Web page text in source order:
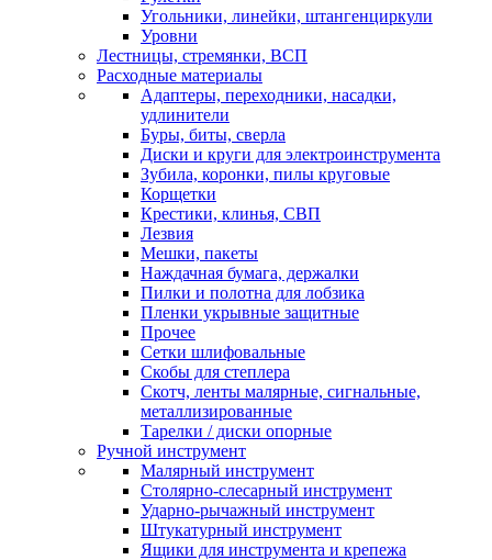
Угольники, линейки, штангенциркули
Уровни
Лестницы, стремянки, ВСП
Расходные материалы
Адаптеры, переходники, насадки,
удлинители
Буры, биты, сверла
Диски и круги для электроинструмента
Зубила, коронки, пилы круговые
Корщетки
Крестики, клинья, СВП
Лезвия
Мешки, пакеты
Наждачная бумага, держалки
Пилки и полотна для лобзика
Пленки укрывные защитные
Прочее
Сетки шлифовальные
Скобы для степлера
Скотч, ленты малярные, сигнальные,
металлизированные
Тарелки / диски опорные
Ручной инструмент
Малярный инструмент
Столярно-слесарный инструмент
Ударно-рычажный инструмент
Штукатурный инструмент
Ящики для инструмента и крепежа